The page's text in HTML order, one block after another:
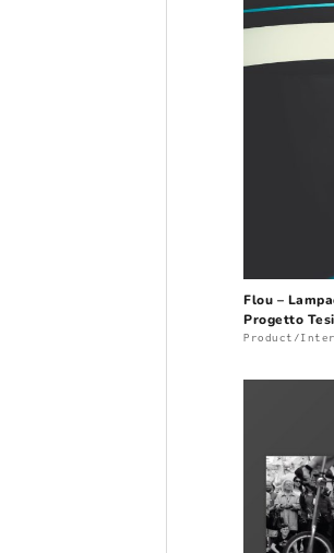
Flou –
Progetto
Product/